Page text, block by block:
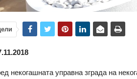
некогашната управна зграда на